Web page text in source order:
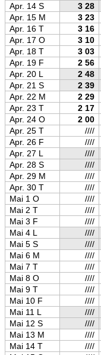
Apr. 14 S
3 28
Apr. 15 M
3 23
Apr. 16 T
3 16
Apr. 17 O
3 10
Apr. 18 T
3 03
Apr. 19 F
2 56
Apr. 20 L
2 48
Apr. 21 S
2 39
Apr. 22 M
2 29
Apr. 23 T
2 17
Apr. 24 O
2 00
Apr. 25 T
////
Apr. 26 F
////
Apr. 27 L
////
Apr. 28 S
////
Apr. 29 M
////
Apr. 30 T
////
Mai 1 O
////
Mai 2 T
////
Mai 3 F
////
Mai 4 L
////
Mai 5 S
////
Mai 6 M
////
Mai 7 T
////
Mai 8 O
////
Mai 9 T
////
Mai 10 F
////
Mai 11 L
////
Mai 12 S
////
Mai 13 M
////
Mai 14 T
////